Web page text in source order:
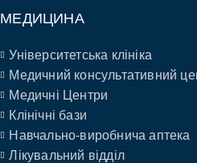
МЕДИЦИНА
Університетська клініка
Медичний консультативний
Медичні Центри
Клінічні бази
Навчально-виробнича аптека
Лікувальний відділ